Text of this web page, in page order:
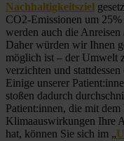
Nachhaltigkeitsziel
CO2-Emissionen um
werden auch die
Daher würden wir Ihnen
möglich ist – der Umwelt
verzichten und
Einige unserer
stoßen dadurch
Patient:innen, die mit
Klimaauswirkungen Ihre
hat, können Sie sich im „